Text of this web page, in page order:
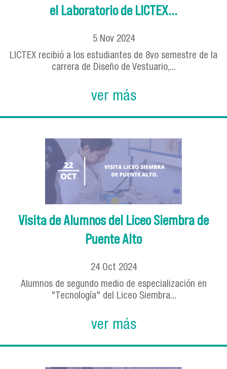
el Laboratorio de LICTEX...
5 Nov 2024
LICTEX recibió a los estudiantes de 8vo semestre de la
carrera de Diseño de Vestuario,...
ver más
Visita de Alumnos del Liceo Siembra de
Puente Alto
24 Oct 2024
Alumnos de segundo medio de especialización en
"Tecnología" del Liceo Siembra...
ver más